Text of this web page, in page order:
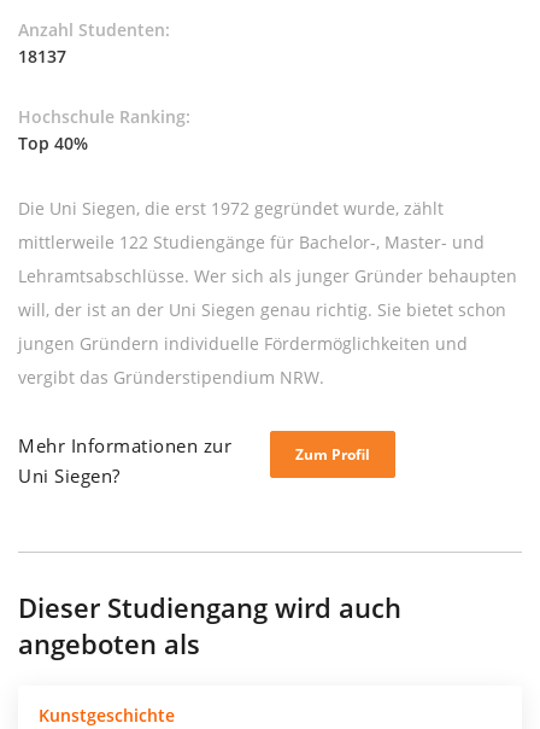
Anzahl Studenten:
18137
Hochschule Ranking:
Top 40%
Die Uni Siegen, die erst 1972 gegründet wurde, zählt
mittlerweile 122 Studiengänge für Bachelor-, Master- und
Lehramtsabschlüsse. Wer sich als junger Gründer behaupten
will, der ist an der Uni Siegen genau richtig. Sie bietet schon
jungen Gründern individuelle Fördermöglichkeiten und
vergibt das Gründerstipendium NRW.
Mehr Informationen zur
Uni Siegen?
Zum Profil
Dieser Studiengang wird auch
angeboten als
Kunstgeschichte